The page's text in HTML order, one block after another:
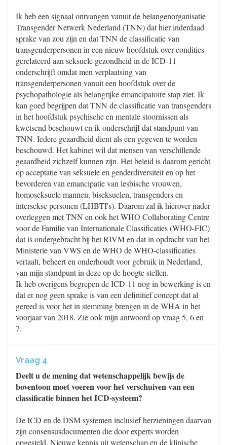
Ik heb een signaal ontvangen vanuit de belangenorganisatie
Transgender Netwerk Nederland (TNN) dat hier inderdaad
sprake van zou zijn en dat TNN de classificatie van
transgenderpersonen in een nieuw hoofdstuk over condities
gerelateerd aan seksuele gezondheid in de ICD-11
onderschrijft omdat men verplaatsing van
transgenderpersonen vanuit een hoofdstuk over de
psychopathologie als belangrijke emancipatoire stap ziet. Ik
kan goed begrijpen dat TNN de classificatie van transgenders
in het hoofdstuk psychische en mentale stoornissen als
kwetsend beschouwt en ik onderschrijf dat standpunt van
TNN. Iedere geaardheid dient als een gegeven te worden
beschouwd. Het kabinet wil dat mensen van verschillende
geaardheid zichzelf kunnen zijn. Het beleid is daarom gericht
op acceptatie van seksuele en genderdiversiteit en op het
bevorderen van emancipatie van lesbische vrouwen,
homoseksuele mannen, biseksuelen, transgenders en
intersekse personen (LHBTI's). Daarom zal ik hierover nader
overleggen met TNN en ook het WHO Collaborating Centre
voor de Familie van Internationale Classificaties (WHO-FIC)
dat is ondergebracht bij het RIVM en dat in opdracht van het
Ministerie van VWS en de WHO de WHO-classificaties
vertaalt, beheert en onderhoudt voor gebruik in Nederland,
van mijn standpunt in deze op de hoogte stellen.
Ik heb overigens begrepen de ICD-11 nog in bewerking is en
dat er nog geen sprake is van een definitief concept dat al
gereed is voor het in stemming brengen in de WHA in het
voorjaar van 2018. Zie ook mijn antwoord op vraag 5, 6 en
7.
Vraag 4
Deelt u de mening dat wetenschappelijk bewijs de
boventoon moet voeren voor het verschuiven van een
classificatie binnen het ICD-systeem?
De ICD en de DSM systemen inclusief herzieningen daarvan
zijn consensusdocumenten die door experts worden
opgesteld. Nieuwe kennis uit wetenschap en de klinische